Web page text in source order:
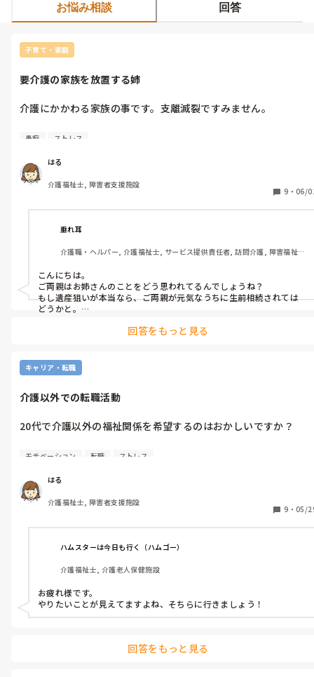
お悩み相談 回答
子育て・家庭
要介護の家族を放置する姉
介護にかかわる家族の事です。支離滅裂ですみません。
母は現在66歳、多系統萎縮症で要介護5の寝たきりです。両手を
ない状態です。
本人と主介護者の父の希望で在宅で生活をしており、私は手伝い
父はヘルニア持ちでぼろぼろの状態ですが、母を最期まで自宅で
毎日ヘルパーさんや訪問看護さんにも来てもらっています。
私には6個上の姉がいます。両親に不満があり、18歳で家出して
います。しかし常にお金が無いようで、お金の無心だけしてきて
います。
姉は結婚後も両親から多額のお金を借りていました。離婚するこ
した。
挙句最近SNSをブロックされていました。
両親の状態が分かっている状態でもお金を借り、翌月には新しい
っかり親から貰っています。
私はその間も家事をしたり食事を準備したり介護をしたり...何よ
それなのにまた関わりを持とうとしているのは、遺産目当てなの
私は彼氏と同棲中ですが親の介護で実家に戻り結婚も白紙。姉は
新しい彼氏と引っ越して同棲開始したところです。引越し先は家
族誰も知りません。
あまりにも無神経な姉に耐えられません。
親のこととなると1人で解決はできないと思いますが、こんな姉
愚痴 ストレス
はる
介護福祉士, 障害者支援施設
9 ・ 06/
垂れ耳
介護職・ヘルパー, 介護福祉士, サービス提供責任者, 訪問介護, 障害福祉関
こんにちは。
ご両親はお姉さんのことをどう思われてるんでしょうね？
もし遺産狙いが本当なら、ご両親が元気なうちに生前相続されては
どうかと。
回答をもっと見る
キャリア・転職
介護以外での転職活動
20代で介護以外の福祉関係を希望するのはおかしいですか？
私は就労支援の仕事の魅力を感じ2社目も同じ職種に就こうと思
そこから給与面を理由に辞められず、ずっと介護職に勤めていま
す。
29歳になった今、やはり就労支援の仕事をしたいと思いエージェ
ントに相談したところ「資格があるのに勿体無い」「今あるキャ
リアが全部無くなりますよ？」と言われてしまいました。
面接を受けた際も「なんでそんなに急ぐの？介護が嫌いなの？若
いんだから介護をしていても良いじゃ無い」と言われました。
ユニットリーダーを打診された経験もあり、介護職が向いてない
出来れば日勤帯の仕事をしたいと考えています。
モチベーション 転職 ストレス
はる
介護福祉士, 障害者支援施設
9 ・ 05/
ハムスターは今日も行く（ハムゴー）
介護福祉士, 介護老人保健施設
お疲れ様です。
やりたいことが見えてますよね、そちらに行きましょう！
回答をもっと見る